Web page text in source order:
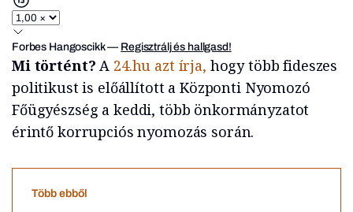
Forbes Hangoscikk— Regisztrálj és hallgasd!
Mi történt? A 24.hu azt írja, hogy több fideszes
politikust is előállított a Központi Nyomozó
Főügyészség a keddi, több önkormányzatot
érintő korrupciós nyomozás során.
Több ebből